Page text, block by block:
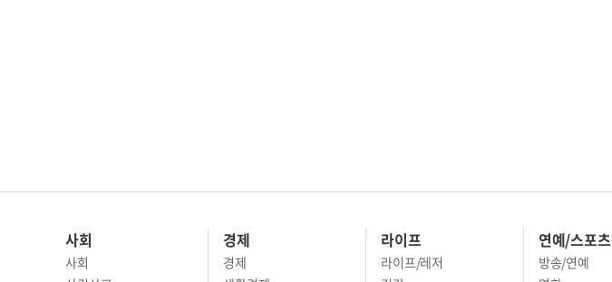
사회
사회
경제
경제
라이프
라이프/레저
연예/스포츠
방송/연예